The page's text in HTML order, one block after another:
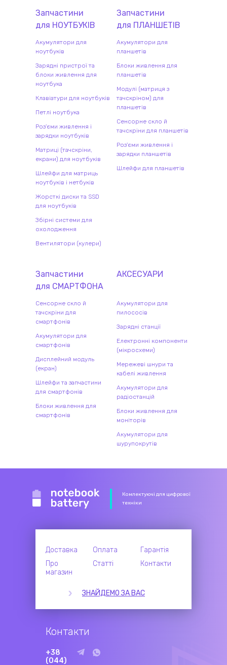
Запчастини
для НОУТБУКІВ
Акумулятори для
ноутбуків
Зарядні пристрої та
блоки живлення для
ноутбука
Клавіатури для ноутбуків
Петлі ноутбука
Роз'єми живлення і
зарядки ноутбуків
Матриці (тачскріни,
екрани) для ноутбуків
Шлейфи для матриць
ноутбуків і нетбуків
Жорсткі диски та SSD
для ноутбуків
Збірні системи для
охолодження
Вентилятори (кулери)
Запчастини
для ПЛАНШЕТІВ
Акумулятори для
планшетів
Блоки живлення для
планшетів
Модулі (матриця з
тачскріном) для
планшетів
Сенсорне скло й
тачскріни для планшетів
Роз'єми живлення і
зарядки планшетів
Шлейфи для планшетів
Запчастини
для СМАРТФОНА
Сенсорне скло й
тачскріни для
смартфонів
Акумулятори для
смартфонів
Дисплейний модуль
(екран)
Шлейфи та запчастини
для смартфонів
Блоки живлення для
смартфонів
АКСЕСУАРИ
Акумулятори для
пилососів
Зарядні станції
Електронні компоненти
(мікросхеми)
Мережеві шнури та
кабелі живлення
Акумулятори для
радіостанцій
Блоки живлення для
моніторів
Акумулятори для
шурупокрутів
Комлектуючі для цифрової
техніки
Доставка Оплата
Гарантія
Про
магазин
Статті Контакти
ЗНАЙДЕМО ЗА ВАС
Контакти
+38
(044)